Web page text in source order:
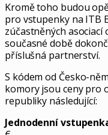
Kromě toho budou
pro vstupenky na ITB
zúčastněných asociací
současné době
příslušná partnerství.
S kódem od Česko-
komoryjsou ceny pro
republiky následující:
Jednodenní